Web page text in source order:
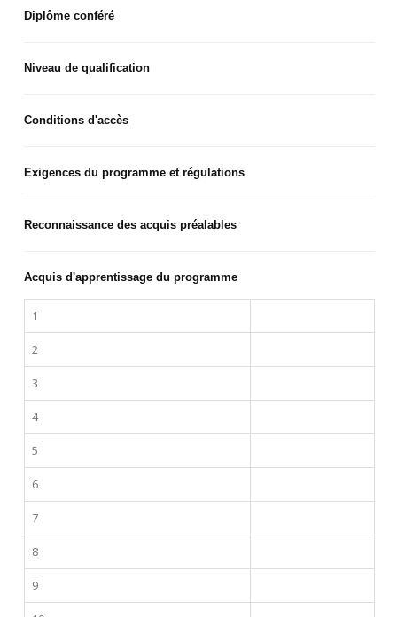
Diplôme conféré
Niveau de qualification
Conditions d'accès
Exigences du programme et régulations
Reconnaissance des acquis préalables
Acquis d'apprentissage du programme
1
2
3
4
5
6
7
8
9